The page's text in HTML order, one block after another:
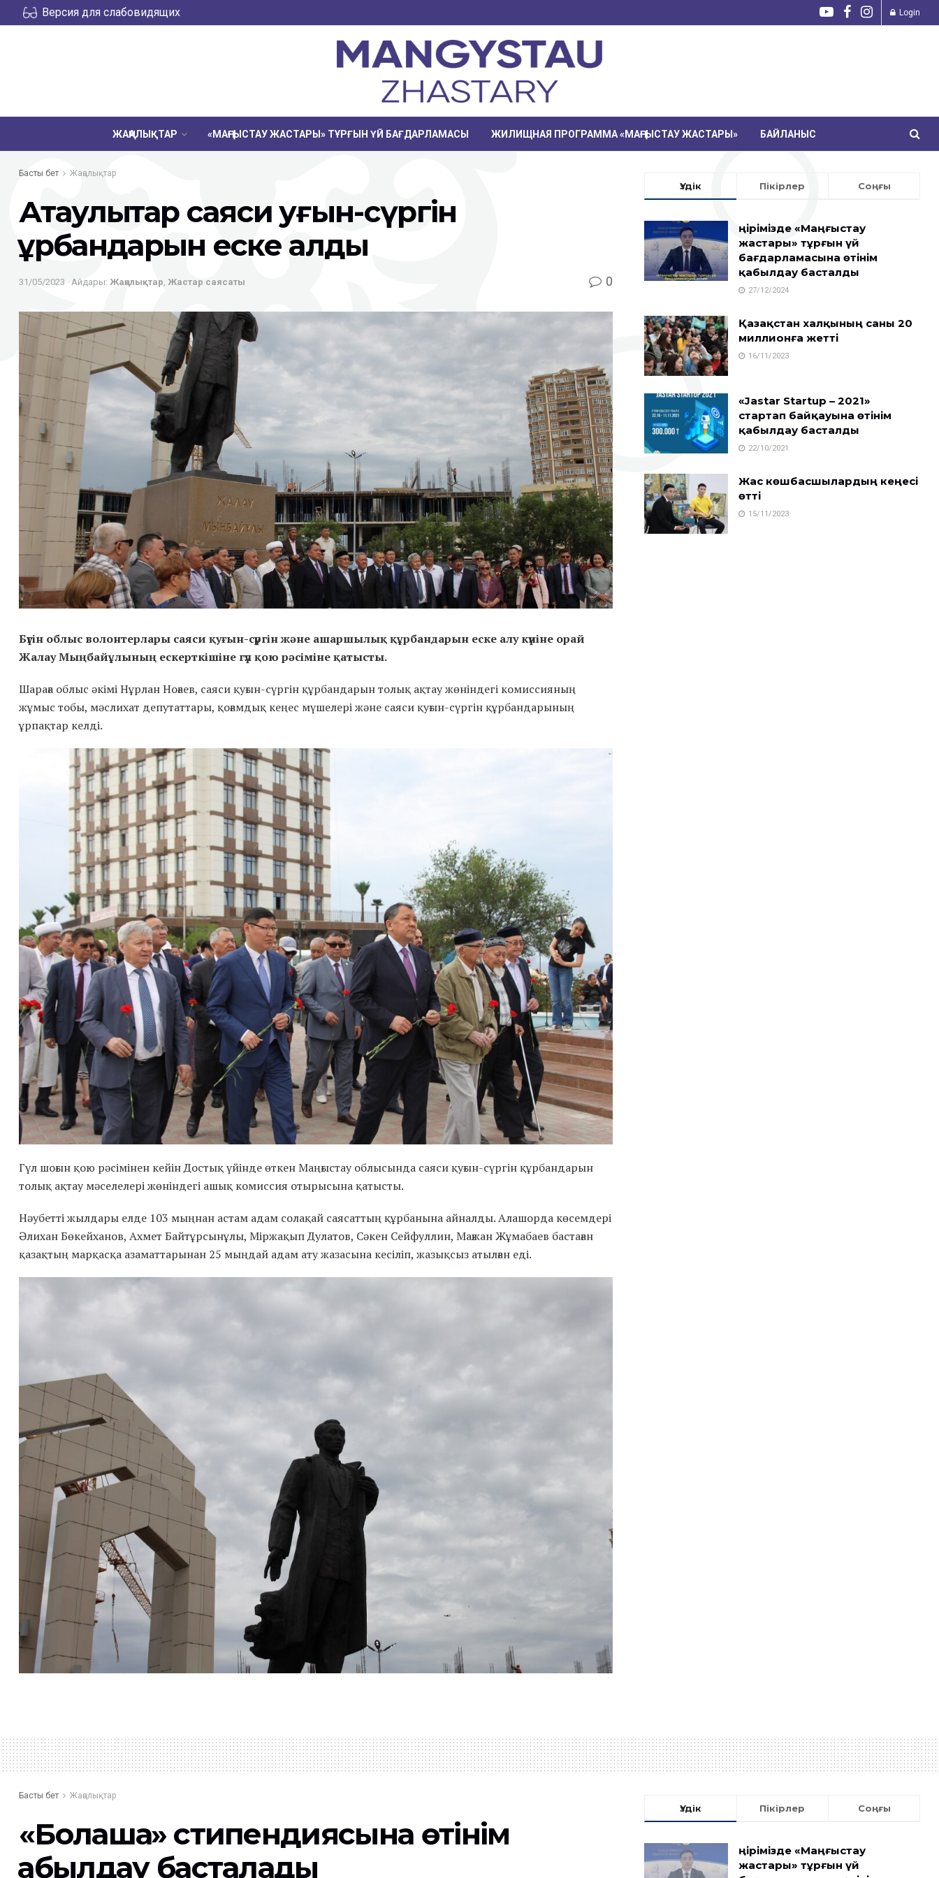
Версия для слабовидящих Login
ЖАҢАЛЫҚТАР «МАҢҒЫСТАУ ЖАСТАРЫ» ТҰРҒЫН ҮЙ БАҒДАРЛАМАСЫ ЖИЛИЩНАЯ ПРОГРАММА «МАҢҒЫСТАУ ЖАСТАРЫ» БАЙЛАНЫС
Басты бет Жаңалықтар
Ақтаулықтар саяси қуғын-сүргін
құрбандарын еске алды
31/05/2023 Айдары: Жаңалықтар Жастар саясаты 0
Бүгін облыс волонтерлары саяси қуғын-сүргін және ашаршылық құрбандарын еске алу күніне орай
Жалау Мыңбайұлының ескерткішіне гүл қою рәсіміне қатысты.
Шараға облыс әкімі Нұрлан Ноғаев, саяси қуғын-сүргін құрбандарын толық ақтау жөніндегі комиссияның
жұмыс тобы, мәслихат депутаттары, қоғамдық кеңес мүшелері және саяси қуғын-сүргін құрбандарының
ұрпақтар келді.
Гүл шоғын қою рәсімінен кейін Достық үйінде өткен Маңғыстау облысында саяси қуғын-сүргін құрбандарын
толық ақтау мәселелері жөніндегі ашық комиссия отырысына қатысты.
Нәубетті жылдары елде 103 мыңнан астам адам солақай саясаттың құрбанына айналды. Алашорда көсемдері
Әлихан Бөкейханов, Ахмет Байтұрсынұлы, Міржақып Дулатов, Сәкен Сейфуллин, Мағжан Жұмабаев бастаған
қазақтың марқасқа азаматтарынан 25 мыңдай адам ату жазасына кесіліп, жазықсыз атылған еді.
Үздік Пікірлер Соңғы
Өңірімізде «Маңғыстау
жастары» тұрғын үй
бағдарламасына өтінім
қабылдау басталды
27/12/2024
Қазақстан халқының саны 20
миллионға жетті
16/11/2023
«Jastar Startup – 2021»
стартап байқауына өтінім
қабылдау басталды
22/10/2021
Жас көшбасшылардың кеңесі
өтті
15/11/2023
Басты бет Жаңалықтар
«Болашақ» стипендиясына өтінім
қабылдау басталады
Үздік Пікірлер Соңғы
Өңірімізде «Маңғыстау
жастары» тұрғын үй